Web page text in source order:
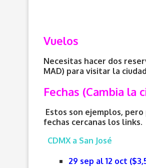
Vuelos
Necesitas hacer dos
MAD) para visitar la
Fechas (Cambia la
Estos son ejemplos, pero
fechas cercanas los links.
CDMX a San José
29 sep al 12 oct